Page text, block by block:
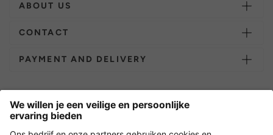
ABOUT US
CONTACT
PAYMENT AND DELIVERY
Nederland